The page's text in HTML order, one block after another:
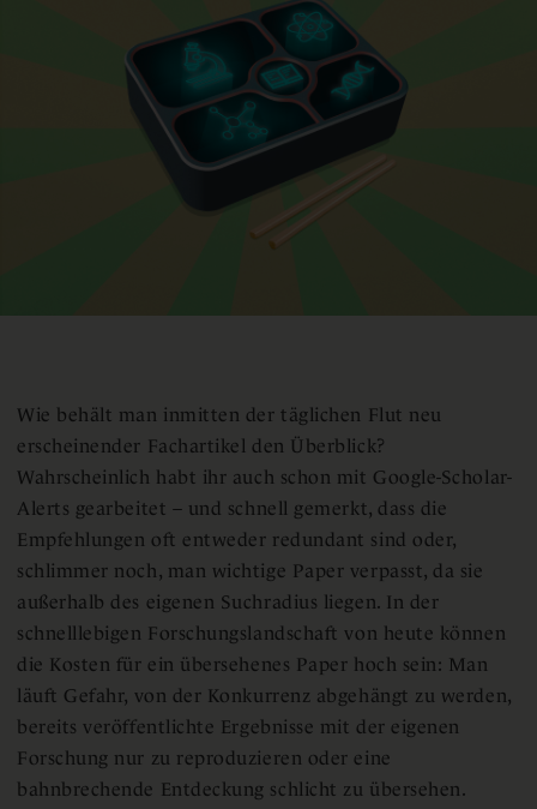
Wie behält man inmitten der täglichen Flut neu
erscheinender Fachartikel den Überblick?
Wahrscheinlich habt ihr auch schon mit Google-Scholar-
Alerts gearbeitet – und schnell gemerkt, dass die
Empfehlungen oft entweder redundant sind oder,
schlimmer noch, man wichtige Paper verpasst, da sie
außerhalb des eigenen Suchradius liegen. In der
schnelllebigen Forschungslandschaft von heute können
die Kosten für ein übersehenes Paper hoch sein: Man
läuft Gefahr, von der Konkurrenz abgehängt zu werden,
bereits veröffentlichte Ergebnisse mit der eigenen
Forschung nur zu reproduzieren oder eine
bahnbrechende Entdeckung schlicht zu übersehen.